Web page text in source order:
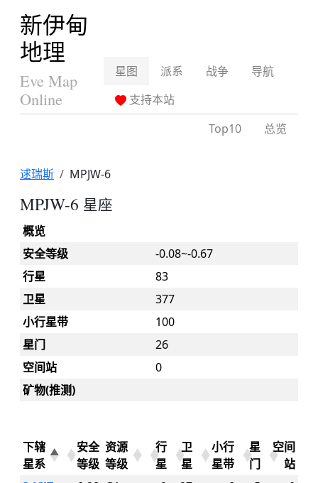
新伊甸
地理
Eve Map
Online
星图 派系 战争
导航
支持本站
总览
Top10
逑瑞斯 MPJW-6
MPJW-6 星座
概览
安全等级
-0.08~-0.67
行星
83
卫星
377
小行星带
100
星门
26
空间站
0
矿物(推测)
下辖
星系
安全
等级
资源
等级
行
星
卫
星
小行
星带
星
门
空间
站